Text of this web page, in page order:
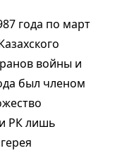
года по март
войны и
был членом
РК лишь